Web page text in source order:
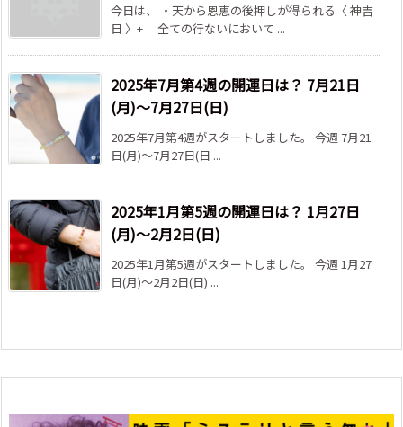
今日は、 ・天から恩恵の後押しが得られる〈 神吉
日 〉+ 全ての行ないにおいて ...
2025年7月第4週の開運日は？ 7月21日
(月)～7月27日(日)
2025年7月第4週がスタートしました。 今週 7月21
日(月)～7月27日(日 ...
2025年1月第5週の開運日は？ 1月27日
(月)～2月2日(日)
2025年1月第5週がスタートしました。 今週 1月27
日(月)～2月2日(日) ...